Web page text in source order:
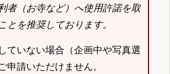
者（お寺など）へ使用許諾を取
とを推奨しております。
ていない場合（企画中や写真選
申請いただけません。